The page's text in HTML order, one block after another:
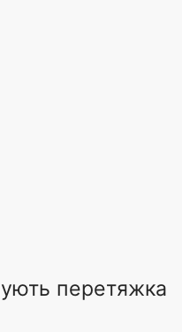
перетяжка